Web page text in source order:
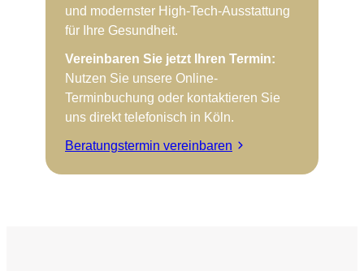
und modernster High-Tech-Ausstattung
für Ihre Gesundheit.
Vereinbaren Sie jetzt Ihren Termin:
Nutzen Sie unsere Online-
Terminbuchung oder kontaktieren Sie
uns direkt telefonisch in Köln.
Beratungstermin vereinbaren